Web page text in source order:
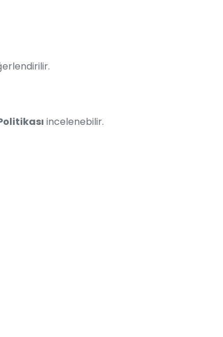
incelenebilir.